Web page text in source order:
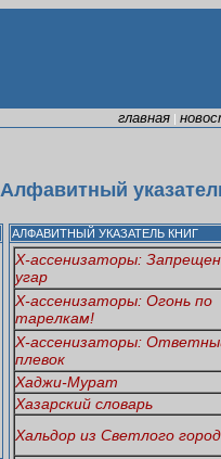
главная |
Алфавитный
АЛФАВИТНЫЙ УКАЗАТЕЛЬ КНИГ
Х-ассенизаторы:
угар
Х-ассенизаторы: Огонь по
тарелкам!
Х-ассенизаторы:
плевок
Хаджи-Мурат
Хазарский словарь
Хальдор из Светлого